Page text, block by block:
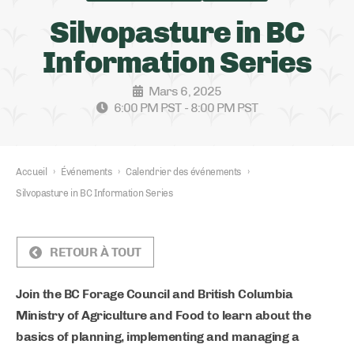
Silvopasture in BC
Information Series
Mars 6, 2025
6:00 PM PST - 8:00 PM PST
Accueil › Événements › Calendrier des événements
›
Silvopasture in BC Information Series
RETOUR À TOUT
Join the BC Forage Council and British Columbia
Ministry of Agriculture and Food to learn about the
basics of planning, implementing and managing a